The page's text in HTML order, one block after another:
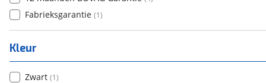
Fabrieksgarantie (1)
Kleur
Zwart (1)